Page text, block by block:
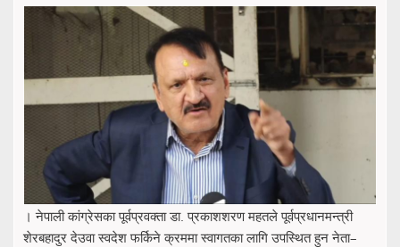
। नेपाली कांग्रेसका पूर्वप्रवक्ता डा. प्रकाशशरण महतले पूर्वप्रधानमन्त्री
शेरबहादुर देउवा स्वदेश फर्किने क्रममा स्वागतका लागि उपस्थित हुन नेता–